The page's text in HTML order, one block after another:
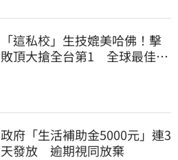
「這私校」生技媲美哈佛！擊
敗頂大搶全台第1 全球最佳大
政府「生活補助金5000元」連3
天發放 逾期視同放棄